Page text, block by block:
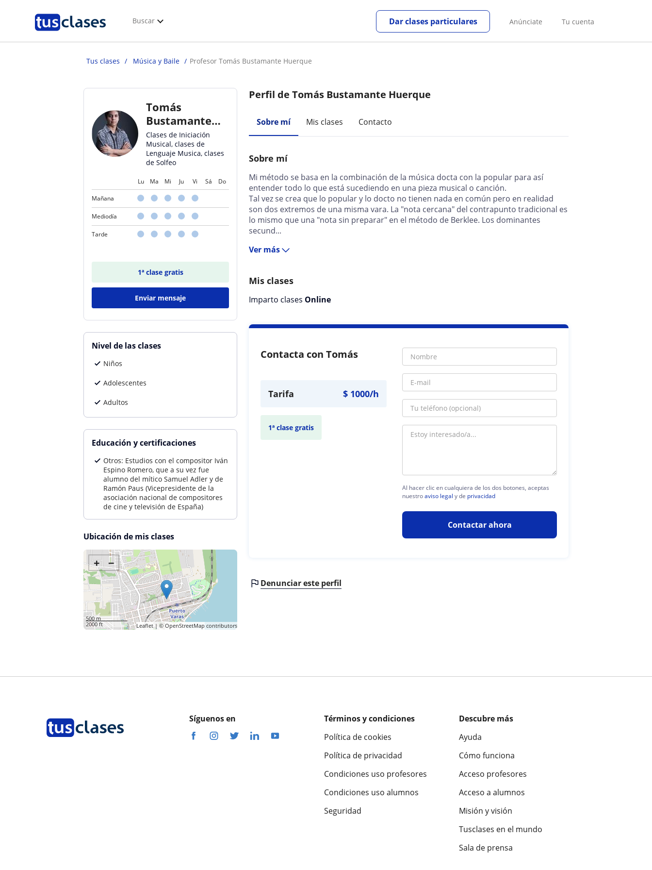
Buscar Anúnciate Tu cuenta
Dar clases particulares
Tus clases Música y Baile Profesor Tomás Bustamante Huerque
Tomás
Bustamante
Huerque
Clases de Iniciación
Musical, clases de
Lenguaje Musica, clases
de Solfeo
Lu Ma Mi Ju Vi Sá Do
Mañana
Mediodía
Tarde
1ª clase gratis
Enviar mensaje
Nivel de las clases
Niños
Adolescentes
Adultos
Educación y certificaciones
Otros: Estudios con el compositor Iván
Espino Romero, que a su vez fue
alumno del mítico Samuel Adler y de
Ramón Paus (Vicepresidente de la
asociación nacional de compositores
de cine y televisión de España)
Ubicación de mis clases
+ −
500 m
2000 ft
Leaflet| ©OpenStreetMap contributors
Perfil de Tomás Bustamante Huerque
Sobre mí Mis clases Contacto
Sobre mí
Mi método se basa en la combinación de la música docta con la popular para así
entender todo lo que está sucediendo en una pieza musical o canción.
Tal vez se crea que lo popular y lo docto no tienen nada en común pero en realidad
son dos extremos de una misma vara. La "nota cercana" del contrapunto tradicional es
lo mismo que una "nota sin preparar" en el método de Berklee. Los dominantes
secund...
Ver más
Mis clases
Imparto clases Online
Contacta con Tomás
Tarifa $ 1000/h
1ª clase gratis
Al hacer clic en cualquiera de los dos botones, aceptas
nuestroaviso legal y de privacidad
Contactar ahora
Denunciar este perfil
Síguenos en
Términos y condiciones
Política de cookies
Política de privacidad
Condiciones uso profesores
Condiciones uso alumnos
Seguridad
Descubre más
Ayuda
Cómo funciona
Acceso profesores
Acceso a alumnos
Misión y visión
Tusclases en el mundo
Sala de prensa